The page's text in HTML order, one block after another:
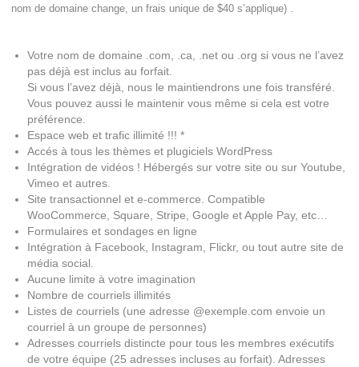
nom de domaine change, un frais unique de $40 s’applique) .
Votre nom de domaine .com, .ca, .net ou .org si vous ne l’avez
pas déjà est inclus au forfait.
Si vous l’avez déjà, nous le maintiendrons une fois transféré.
Vous pouvez aussi le maintenir vous même si cela est votre
préférence.
Espace web et trafic illimité !!! *
Accés à tous les thèmes et plugiciels WordPress
Intégration de vidéos ! Hébergés sur votre site ou sur Youtube,
Vimeo et autres.
Site transactionnel et e-commerce. Compatible
WooCommerce, Square, Stripe, Google et Apple Pay, etc…
Formulaires et sondages en ligne
Intégration à Facebook, Instagram, Flickr, ou tout autre site de
média social.
Aucune limite à votre imagination
Nombre de courriels illimités
Listes de courriels (une adresse @exemple.com envoie un
courriel à un groupe de personnes)
Adresses courriels distincte pour tous les membres exécutifs
de votre équipe (25 adresses incluses au forfait). Adresses